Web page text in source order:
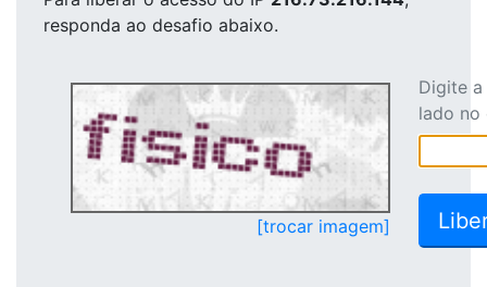
responda ao desafio abaixo.
[trocar imagem]
Digite
lado no